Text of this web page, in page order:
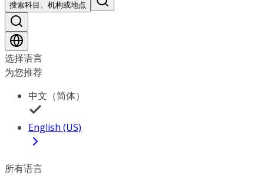
搜索科目、机构或地点
选择语言
为您推荐
中文（简体）
English (US)
所有语言